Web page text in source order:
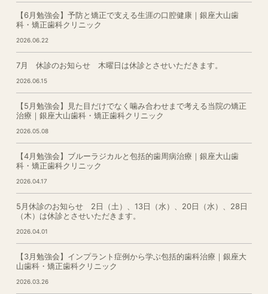
【6月勉強会】予防と矯正で支える生涯の口腔健康｜銀座大山歯
科・矯正歯科クリニック
2026.06.22
7月 休診のお知らせ 木曜日は休診とさせいただきます。
2026.06.15
【5月勉強会】見た目だけでなく噛み合わせまで考える当院の矯正
治療｜銀座大山歯科・矯正歯科クリニック
2026.05.08
【4月勉強会】ブルーラジカルと包括的歯周病治療｜銀座大山歯
科・矯正歯科クリニック
2026.04.17
5月休診のお知らせ 2日（土）、13日（水）、20日（水）、28日
（木）は休診とさせいただきます。
2026.04.01
【3月勉強会】インプラント症例から学ぶ包括的歯科治療｜銀座大
山歯科・矯正歯科クリニック
2026.03.26